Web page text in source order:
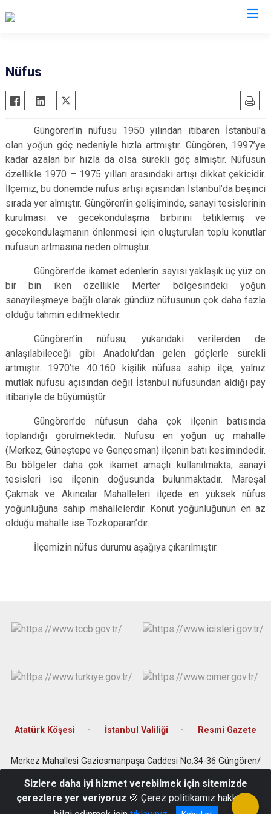
Adalar
Avcılar
Bahçelievler
Bakırköy
Bayrampaşa
Beşiktaş
Beykoz
Beyoğlu
Büyükçekmece
Çatalca
Esenler
Eyüpsultan
Güngören
Kadıköy
Kağıthane
Kartal
Küçükçekmece
Maltepe
Pendik
Şile
Silivri
Şişli
Ümraniye
Üsküdar
Zeytinburnu
Arnavutköy
Ataşehir
Başakşehir
Çekmeköy
Esenyurt
Sancaktepe
Nüfus
Güngören'in nüfusu 1950 yılından itibaren İstanbul'a
olan yoğun göç nedeniyle hızla artmıştır. Güngören, 1997’ye
kadar azalan bir hızla da olsa sürekli göç almıştır. Nüfusun
özellikle 1970 – 1975 yılları arasındaki artışı dikkat çekicidir.
İlçemiz, bu dönemde nüfus artışı açısından İstanbul’da beşinci
sırada yer almıştır. Güngören’in gelişiminde, sanayi tesislerinin
kurulması ve gecekondulaşma birbirini tetiklemiş ve
gecekondulaşmanın önlenmesi için oluşturulan toplu konutlar
nüfusun artmasına neden olmuştur.
Güngören’de ikamet edenlerin sayısı yaklaşık üç yüz on
bir bin iken özellikle Merter bölgesindeki yoğun
sanayileşmeye bağlı olarak gündüz nüfusunun çok daha fazla
olduğu tahmin edilmektedir.
Güngören’in nüfusu, yukarıdaki verilerden de
anlaşılabileceği gibi Anadolu’dan gelen göçlerle sürekli
artmıştır. 1970’te 40.160 kişilik nüfusa sahip ilçe, yalnız
mutlak nüfusu açısından değil İstanbul nüfusundan aldığı pay
itibariyle de büyümüştür.
Güngören’de nüfusun daha çok ilçenin batısında
toplandığı görülmektedir. Nüfusu en yoğun üç mahalle
(Merkez, Güneştepe ve Gençosman) ilçenin batı kesimindedir.
Bu bölgeler daha çok ikamet amaçlı kullanılmakta, sanayi
tesisleri ise ilçenin doğusunda bulunmaktadır. Mareşal
Çakmak ve Akıncılar Mahalleleri ilçede en yüksek nüfus
yoğunluğuna sahip mahallelerdir. Konut yoğunluğunun en az
olduğu mahalle ise Tozkoparan’dır.
İlçemizin nüfus durumu aşağıya çıkarılmıştır.
Atatürk Köşesi İstanbul Valiliği Resmi Gazete
Merkez Mahallesi Gaziosmanpaşa Caddesi No:34-36 Güngören/
Tel: 0(212) 506 6364 Faks: 0(212) 504 3485 E-posta:
gungoren@istanbul.gov.tr
Sizlere daha iyi hizmet verebilmek için sitemizde
çerezlere yer veriyoruz 🍪 Çerez politikamız hakkında